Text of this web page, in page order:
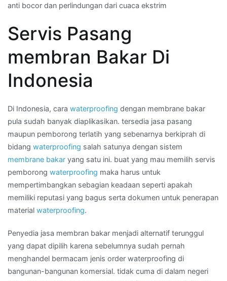
–
App
:
asphal
di
Kota
MATARAM
anti bocor dan perlindungan dari cuaca ekstrim
Servis Pasang
membran Bakar Di
Indonesia
Di Indonesia, cara waterproofing dengan membrane bakar
pula sudah banyak diaplikasikan. tersedia jasa pasang
maupun pemborong terlatih yang sebenarnya berkiprah di
bidang waterproofing salah satunya dengan sistem
membrane bakar yang satu ini. buat yang mau memilih servis
pemborong waterproofing maka harus untuk
mempertimbangkan sebagian keadaan seperti apakah
memiliki reputasi yang bagus serta dokumen untuk penerapan
material waterproofing.
Penyedia jasa membran bakar menjadi alternatif terunggul
yang dapat dipilih karena sebelumnya sudah pernah
menghandel bermacam jenis order waterproofing di
bangunan-bangunan komersial. tidak cuma di dalam negeri